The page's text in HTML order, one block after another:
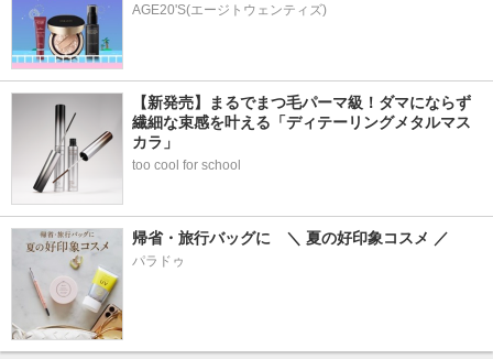
AGE20'S(エージトウェンティズ)
【新発売】まるでまつ毛パーマ級！ダマにならず
繊細な束感を叶える「ディテーリングメタルマス
カラ」
too cool for school
帰省・旅行バッグに　＼ 夏の好印象コスメ ／
パラドゥ